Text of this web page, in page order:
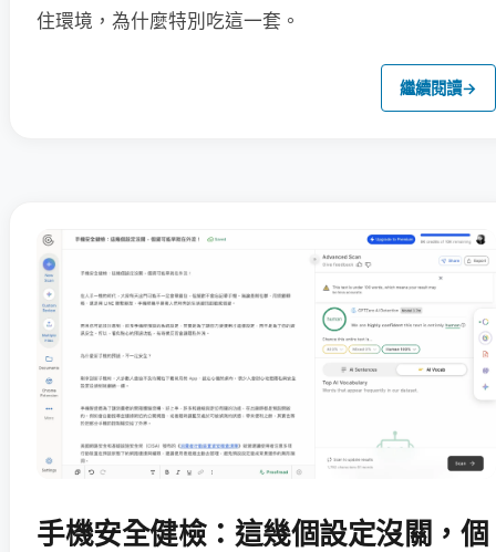
住環境，為什麼特別吃這一套。
繼續閱讀→
手機安全健檢：這幾個設定沒關，個